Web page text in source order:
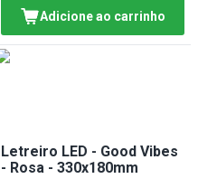
Adicione ao carrinho
Letreiro LED - Good Vibes
- Rosa - 330x180mm